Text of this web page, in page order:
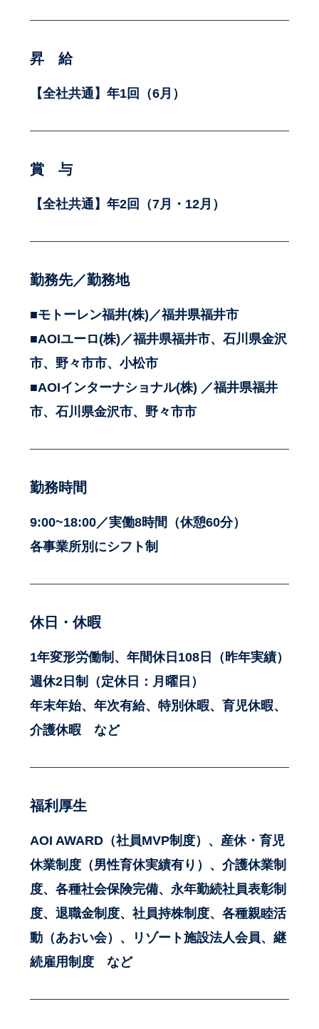
昇 給
【全社共通】年1回（6月）
賞 与
【全社共通】年2回（7月・12月）
勤務先／勤務地
■モトーレン福井(株)／福井県福井市
■AOIユーロ(株)／福井県福井市、石川県金沢
市、野々市市、小松市
■AOIインターナショナル(株) ／福井県福井
市、石川県金沢市、野々市市
勤務時間
9:00~18:00／実働8時間（休憩60分）
各事業所別にシフト制
休日・休暇
1年変形労働制、年間休日108日（昨年実績）
週休2日制（定休日：月曜日）
年末年始、年次有給、特別休暇、育児休暇、
介護休暇 など
福利厚生
AOI AWARD（社員MVP制度）、産休・育児
休業制度（男性育休実績有り）、介護休業制
度、各種社会保険完備、永年勤続社員表彰制
度、退職金制度、社員持株制度、各種親睦活
動（あおい会）、リゾート施設法人会員、継
続雇用制度 など